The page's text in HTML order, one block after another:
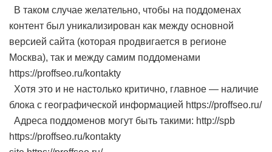
В таком случае желательно, чтобы на поддоменах
контент был уникализирован как между основной
версией сайта (которая продвигается в регионе
Москва), так и между самим поддоменами
https://proffseo.ru/kontakty
Хотя это и не настолько критично, главное — наличие
блока с географической информацией https://proffseo.ru/
Адреса поддоменов могут быть такими: http://spb
https://proffseo.ru/kontakty